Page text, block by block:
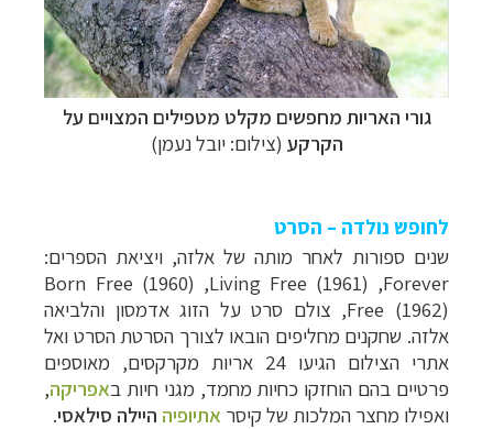
גורי האריות מחפשים מקלט מטפילים המצויים על
הקרקע (צילום: יובל נעמן)
לחופש נולדה – הסרט
שנים ספורות לאחר מותה של אלזה, ויציאת הספרים:
Born Free (1960) ,Living Free (1961) ,Forever
Free (1962), צולם סרט על
הזוג אדמסון והלביאה
אלזה. שחקנים מחליפים הובאו לצורך הסרטת הסרט ואל
אתרי הצילום הגיעו 24 אריות מקרקסים, מאוספים
פרטיים בהם הוחזקו כחיות מחמד, מגני חיות באפריקה,
ואפילו מחצר המלכות של קיסר אתיופיה היילה סילאסי.